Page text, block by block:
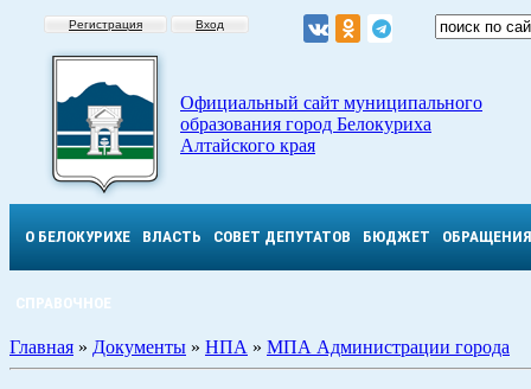
Регистрация Вход
Официальный сайт муниципального
образования город Белокуриха
Алтайского края
О БЕЛОКУРИХЕ ВЛАСТЬ СОВЕТ ДЕПУТАТОВ БЮДЖЕТ ОБРАЩЕНИЯ
СПРАВОЧНОЕ
Главная » Документы » НПА » МПА Администрации города